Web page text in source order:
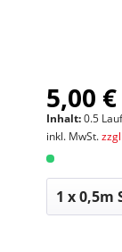
5,00 €
Inhalt:0.5
inkl. MwSt.